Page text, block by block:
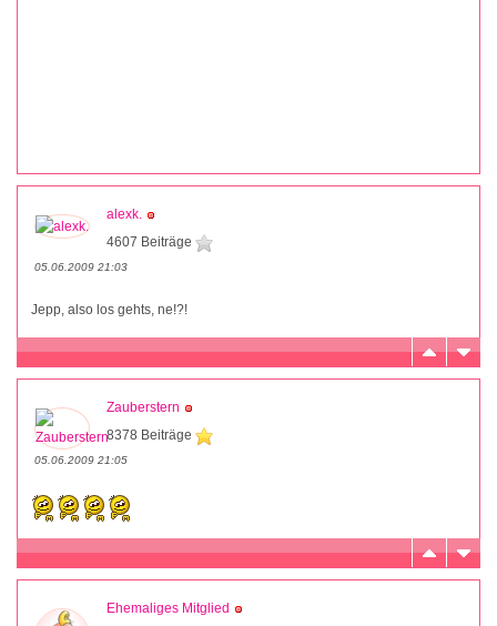
alexk.
4607 Beiträge
05.06.2009 21:03
Jepp, also los gehts, ne!?!
Zauberstern
8378 Beiträge
05.06.2009 21:05
Ehemaliges Mitglied